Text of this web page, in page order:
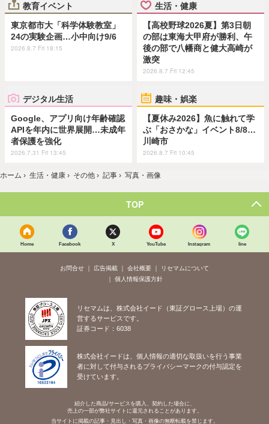
教育イベント
東京都市大「科学体験教室」
24の実験企画…小中向け9/6
2026.8.7 Fri 18:15
生活・健康
【高校野球2026夏】第3日朝
の部は東海大甲府が勝利、午
後の部で八幡商と健大高崎が
激突
2026.8.7 Fri 12:45
デジタル生活
Google、アプリ向け年齢確認
APIを年内に世界展開…未成年
者保護を強化
2026.7.31 Fri 13:45
趣味・娯楽
【夏休み2026】魚に触れて学
ぶ「おさかな」イベント8/8…
川崎市
2026.8.7 Fri 10:45
ホーム › 生活・健康 › その他 › 記事 › 写真・画像
TOP
Home Facebook X YouTube Instagram line
お問合せ 広告掲載 会社概要
リセマムについて
個人情報保護方針
リセマムは、株式会社イード（東証グロース上場）の運
営するサービスです。
証券コード：6038
株式会社イードは、個人情報の適切な取扱いを行う事業
者に対して付与されるプライバシーマークの付与認定を
受けています。
紹介した商品/サービスを購入、契約した場合に、
売上の一部が弊社サイトに還元されることがあります。
当サイトに掲載の記事・見出し・写真・画像の無断転載を禁じます。